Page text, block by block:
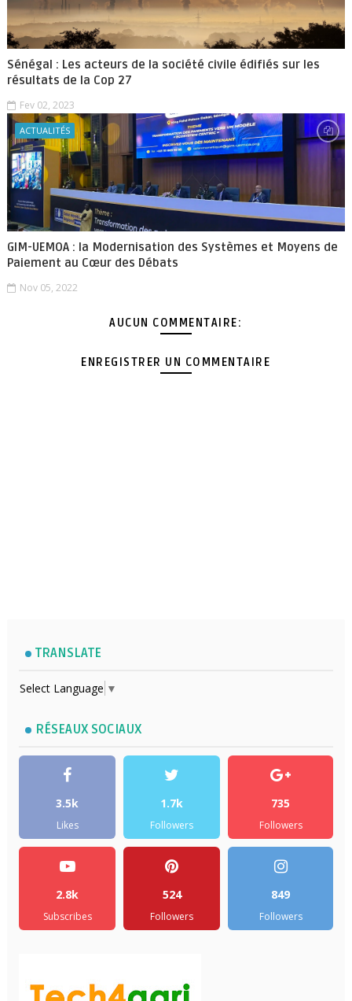
Sénégal : Les acteurs de la société civile édifiés sur les
résultats de la Cop 27
Fev 02, 2023
ACTUALITÉS
GIM-UEMOA : la Modernisation des Systèmes et Moyens de
Paiement au Cœur des Débats
Nov 05, 2022
AUCUN COMMENTAIRE:
ENREGISTRER UN COMMENTAIRE
TRANSLATE
Select Language ▼
RÉSEAUX SOCIAUX
3.5k
Likes
1.7k
Followers
735
Followers
2.8k
Subscribes
524
Followers
849
Followers